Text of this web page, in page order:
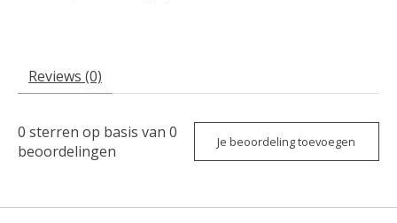
Reviews (0)
0 sterren op basis van 0
beoordelingen
Je beoordeling toevoegen